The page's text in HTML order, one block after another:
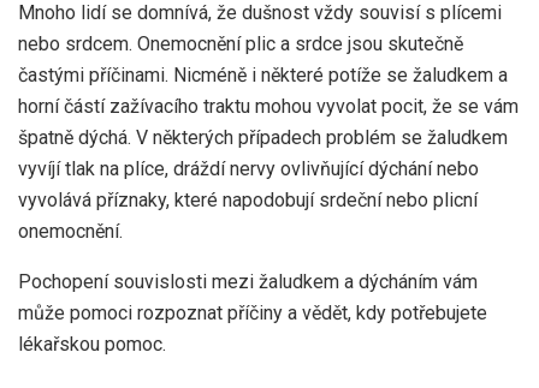
Mnoho lidí se domnívá, že dušnost vždy souvisí s plícemi
nebo srdcem. Onemocnění plic a srdce jsou skutečně
častými příčinami. Nicméně i některé potíže se žaludkem a
horní částí zažívacího traktu mohou vyvolat pocit, že se vám
špatně dýchá. V některých případech problém se žaludkem
vyvíjí tlak na plíce, dráždí nervy ovlivňující dýchání nebo
vyvolává příznaky, které napodobují srdeční nebo plicní
onemocnění.
Pochopení souvislosti mezi žaludkem a dýcháním vám
může pomoci rozpoznat příčiny a vědět, kdy potřebujete
lékařskou pomoc.